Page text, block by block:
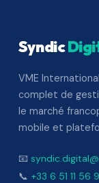
Syndic
VME
complet de
le marché
mobile et
📧
📞 +33 6 51 11 56